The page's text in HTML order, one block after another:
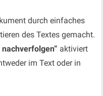
durch einfaches
des Textes gemacht.
aktiviert
im Text oder in